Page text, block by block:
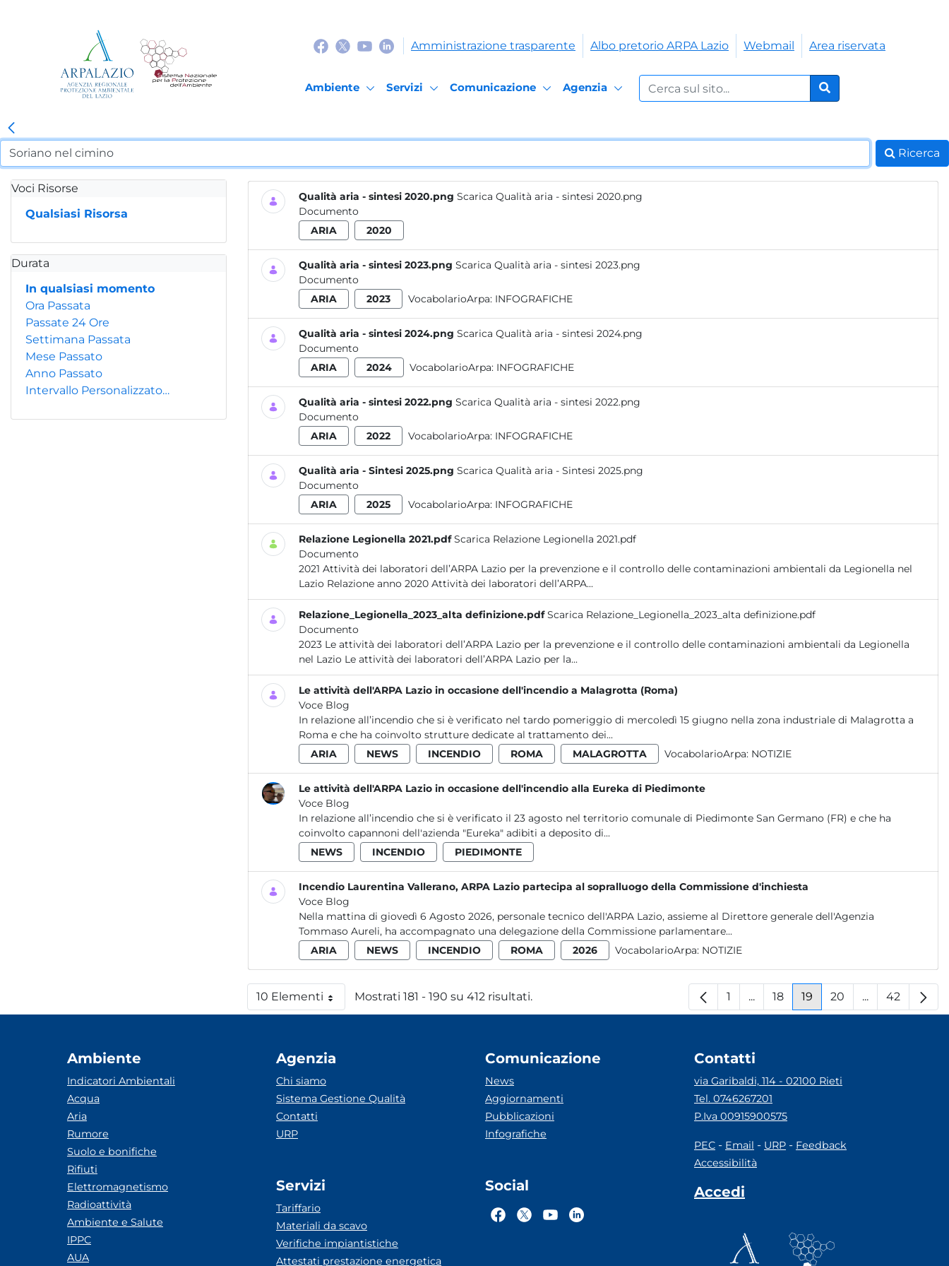
Amministrazione trasparente Albo pretorio ARPA Lazio Webmail Area riservata
Ambiente Servizi Comunicazione Agenzia
Cerca nel sito:
Cerca
Ricerca
Voci Risorse
Qualsiasi Risorsa
Durata
In qualsiasi momento
Ora Passata
Passate 24 Ore
Settimana Passata
Mese Passato
Anno Passato
Intervallo Personalizzato…
Qualità aria - sintesi 2020.png Scarica Qualità aria - sintesi 2020.png
Documento
ARIA
2020
Qualità aria - sintesi 2023.png Scarica Qualità aria - sintesi 2023.png
Documento
ARIA
2023 VocabolarioArpa: INFOGRAFICHE
Qualità aria - sintesi 2024.png Scarica Qualità aria - sintesi 2024.png
Documento
ARIA
2024 VocabolarioArpa: INFOGRAFICHE
Qualità aria - sintesi 2022.png Scarica Qualità aria - sintesi 2022.png
Documento
ARIA
2022 VocabolarioArpa: INFOGRAFICHE
Qualità aria - Sintesi 2025.png Scarica Qualità aria - Sintesi 2025.png
Documento
ARIA
2025 VocabolarioArpa: INFOGRAFICHE
Relazione Legionella 2021.pdf Scarica Relazione Legionella 2021.pdf
Documento
2021 Attività dei laboratori dell’ARPA Lazio per la prevenzione e il controllo delle contaminazioni ambientali da Legionella nel
Lazio Relazione anno 2020 Attività dei laboratori dell’ARPA...
Relazione_Legionella_2023_alta definizione.pdf Scarica Relazione_Legionella_2023_alta definizione.pdf
Documento
2023 Le attività dei laboratori dell’ARPA Lazio per la prevenzione e il controllo delle contaminazioni ambientali da Legionella
nel Lazio Le attività dei laboratori dell’ARPA Lazio per la...
Le attività dell'ARPA Lazio in occasione dell'incendio a Malagrotta (Roma)
Voce Blog
In relazione all’incendio che si è verificato nel tardo pomeriggio di mercoledì 15 giugno nella zona industriale di Malagrotta a
Roma e che ha coinvolto strutture dedicate al trattamento dei...
ARIA
NEWS INCENDIO ROMA MALAGROTTA VocabolarioArpa: NOTIZIE
Le attività dell'ARPA Lazio in occasione dell'incendio alla Eureka di Piedimonte
Voce Blog
In relazione all’incendio che si è verificato il 23 agosto nel territorio comunale di Piedimonte San Germano (FR) e che ha
coinvolto capannoni dell'azienda "Eureka" adibiti a deposito di...
NEWS
INCENDIO PIEDIMONTE
Incendio Laurentina Vallerano, ARPA Lazio partecipa al sopralluogo della Commissione d'inchiesta
Voce Blog
Nella mattina di giovedì 6 Agosto 2026, personale tecnico dell'ARPA Lazio, assieme al Direttore generale dell'Agenzia
Tommaso Aureli, ha accompagnato una delegazione della Commissione parlamentare...
ARIA
NEWS INCENDIO ROMA 2026 VocabolarioArpa: NOTIZIE
10 ElementiPer paginaMostrati 181 - 190 su 412 risultati. Pagina
1 ...Pagine intermedie
Pagina
18 Pagina
19 Pagina
20 ...PaginePagina
42
Ambiente
Indicatori Ambientali
Acqua
Aria
Rumore
Suolo e bonifiche
Rifiuti
Elettromagnetismo
Radioattività
Ambiente e Salute
IPPC
AUA
Agenzia
Chi siamo
Sistema Gestione Qualità
Contatti
URP
Servizi
Tariffario
Materiali da scavo
Verifiche impiantistiche
Attestati prestazione energetica
Comunicazione
News
Aggiornamenti
Pubblicazioni
Infografiche
Social
Contatti
via Garibaldi, 114 - 02100 Rieti
Tel. 0746267201
P.Iva 00915900575
PEC - Email - URP - Feedback
Accessibilità
Accedi